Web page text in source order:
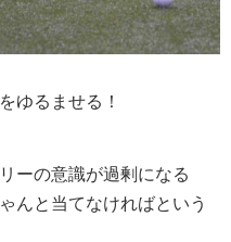
ゆるませる！
ーの意識が過剰になる
んと当てなければという